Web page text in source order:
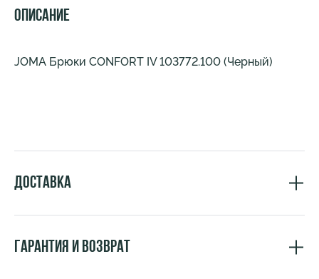
Описание
JOMA Брюки CONFORT IV 103772.100 (Черный)
Доставка
Гарантия и возврат